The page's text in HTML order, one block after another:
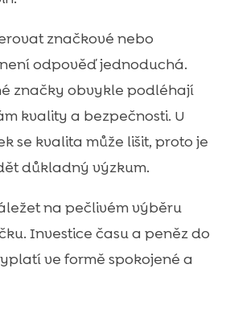
značkové nebo
odpověď jednoduchá.
značky obvykle podléhají
kvality a bezpečnosti. U
se kvalita může lišit, proto je
důkladný výzkum.
na pečlivém výběru
Investice času a peněz do
ve formě spokojené a